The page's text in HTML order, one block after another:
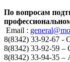
По вопросам
Email :
8(8342) 33-92-
8(8342) 33-92-59
8(8342) 33-94-35